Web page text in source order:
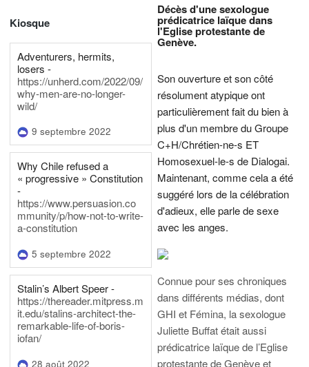
Kiosque
Adventurers, hermits,
losers -
https://unherd.com/2022/09/
why-men-are-no-longer-
wild/
9 septembre 2022
Why Chile refused a
« progressive » Constitution
-
https://www.persuasion.co
mmunity/p/how-not-to-write-
a-constitution
5 septembre 2022
Stalin’s Albert Speer -
https://thereader.mitpress.m
it.edu/stalins-architect-the-
remarkable-life-of-boris-
iofan/
28 août 2022
Décès d'une sexologue
prédicatrice laïque dans
l'Eglise protestante de
Genève.
Son ouverture et son côté
résolument atypique ont
particulièrement fait du bien à
plus d'un membre du Groupe
C+H/Chrétien-ne-s ET
Homosexuel-le-s de Dialogai.
Maintenant, comme cela a été
suggéré lors de la célébration
d'adieux, elle parle de sexe
avec les anges.
Connue pour ses chroniques
dans différents médias, dont
GHI et Fémina, la sexologue
Juliette Buffat était aussi
prédicatrice laïque de l’Eglise
protestante de Genève et